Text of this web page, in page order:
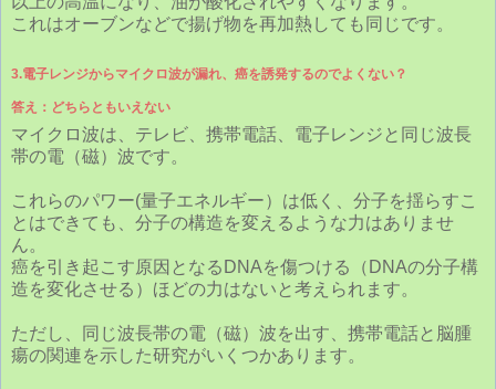
これはオーブンなどで揚げ物を再加熱しても同じです。
3.電子レンジからマイクロ波が漏れ、癌を誘発するのでよくない？
答え：どちらともいえない
マイクロ波は、テレビ、携帯電話、電子レンジと同じ波長
帯の電（磁）波です。
これらのパワー(量子エネルギー）は低く、分子を揺らすこ
とはできても、分子の構造を変えるような力はありませ
ん。
癌を引き起こす原因となるDNAを傷つける（DNAの分子構
造を変化させる）ほどの力はないと考えられます。
ただし、同じ波長帯の電（磁）波を出す、携帯電話と脳腫
瘍の関連を示した研究がいくつかあります。